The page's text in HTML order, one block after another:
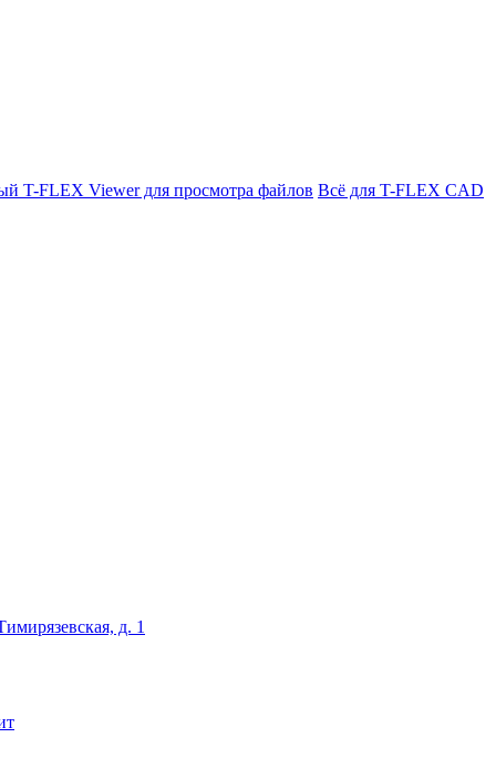
T-FLEX Viewer для просмотра файлов Всё для T-FLEX CAD
д. 1